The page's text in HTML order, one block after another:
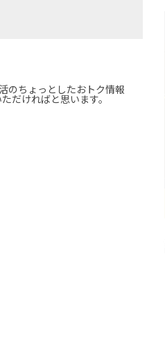
のちょっとしたおトク情報
だければと思います。